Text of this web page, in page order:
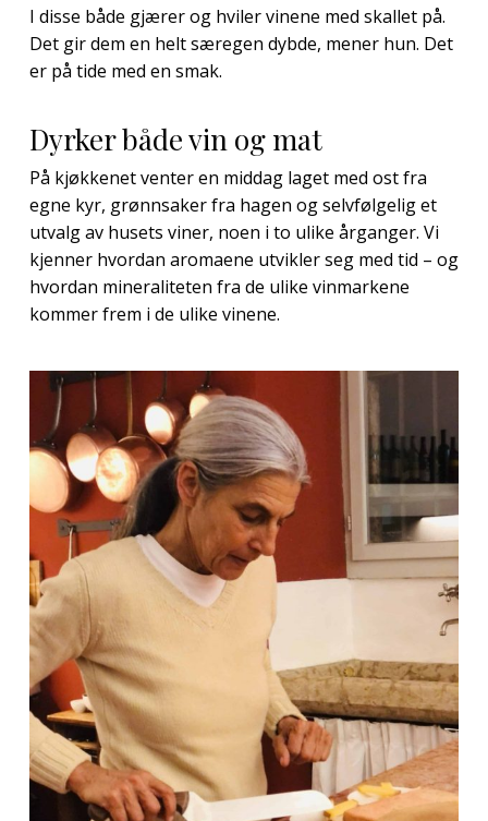
I disse både gjærer og hviler vinene med skallet på.
Det gir dem en helt særegen dybde, mener hun. Det
er på tide med en smak.
Dyrker både vin og mat
På kjøkkenet venter en middag laget med ost fra
egne kyr, grønnsaker fra hagen og selvfølgelig et
utvalg av husets viner, noen i to ulike årganger. Vi
kjenner hvordan aromaene utvikler seg med tid – og
hvordan mineraliteten fra de ulike vinmarkene
kommer frem i de ulike vinene.